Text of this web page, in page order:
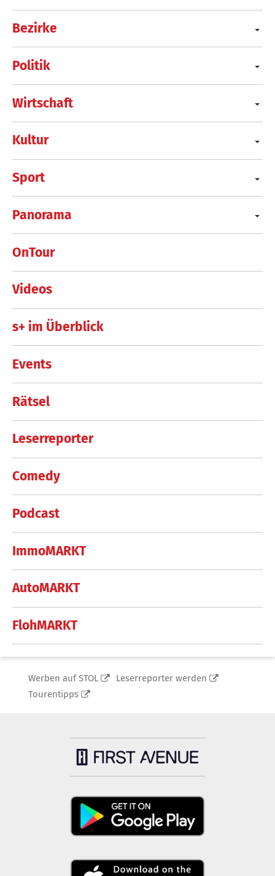
Bezirke
Politik
Wirtschaft
Kultur
Sport
Panorama
OnTour
Videos
s+ im Überblick
Events
Rätsel
Leserreporter
Comedy
Podcast
ImmoMARKT
AutoMARKT
FlohMARKT
Werben auf STOL
Leserreporter werden
Tourentipps